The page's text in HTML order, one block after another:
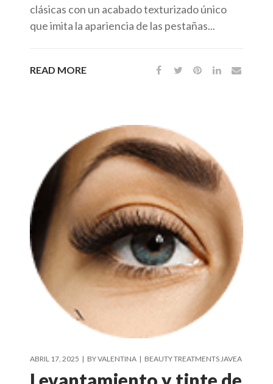
clásicas con un acabado texturizado único
que imita la apariencia de las pestañas...
READ MORE
ABRIL 17, 2025 BYVALENTINA BEAUTY TREATMENTS JAVEA